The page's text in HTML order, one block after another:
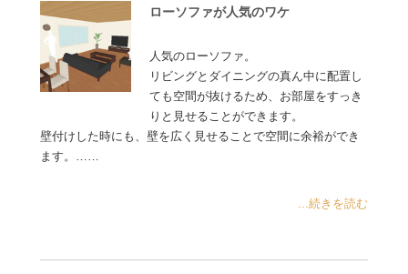
ローソファが人気のワケ
人気のローソファ。
リビングとダイニングの真ん中に配置し
ても空間が抜けるため、お部屋をすっき
りと見せることができます。
壁付けした時にも、壁を広く見せることで空間に余裕ができ
ます。……
...続きを読む